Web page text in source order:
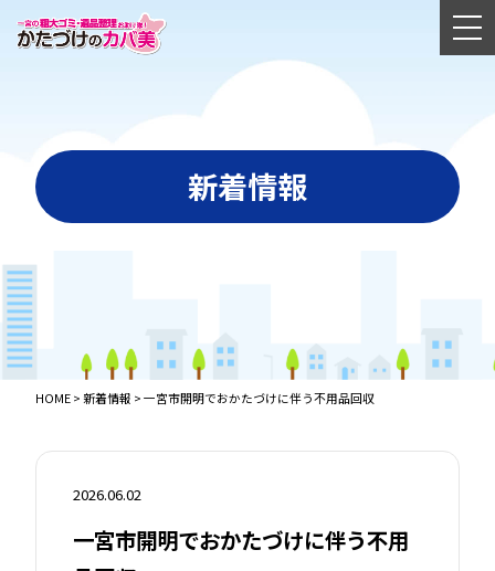
新着情報
HOME>新着情報 >一宮市開明でおかたづけに伴う不用品回収
2026.06.02
一宮市開明でおかたづけに伴う不用